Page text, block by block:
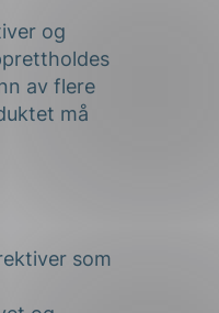
og
av flere
må
som